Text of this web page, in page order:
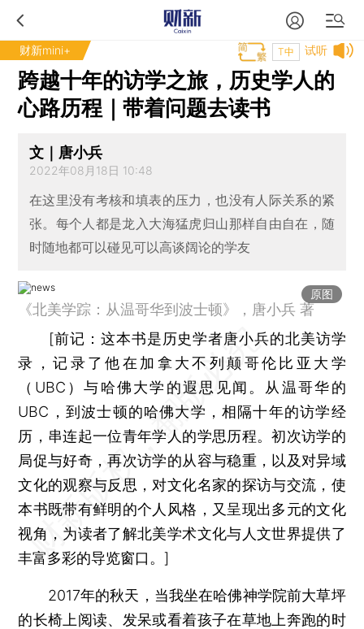
财新mini+ 试听
T中
跨越十年的访学之旅，历史学人的
心路历程｜带着问题去读书
文｜唐小兵
2022年08月18日 10:48
在这里没有考核和填表的压力，也没有人际关系的紧
张。每个人都是龙入大海猛虎归山那样自由自在，随
时随地都可以碰见可以高谈阔论的学友
原图
《北美学踪：从温哥华到波士顿》，唐小兵 著
[前记： 这本书是历史学者唐小兵的北美访学
录，记录了他在加拿大不列颠哥伦比亚大学
（UBC）与哈佛大学的遐思见闻。从温哥华的
UBC，到波士顿的哈佛大学，相隔十年的访学经
历，串连起一位青年学人的学思历程。初次访学的
局促与好奇，再次访学的从容与稳重，以及对异域
文化的观察与反思，对文化名家的探访与交流，使
本书既带有鲜明的个人风格，又呈现出多元的文化
视角，为读者了解北美学术文化与人文世界提供了
丰富多彩的导览窗口。]
2017年的秋天，当我坐在哈佛神学院前大草坪
的长椅上阅读、发呆或看着孩子在草地上奔跑的时